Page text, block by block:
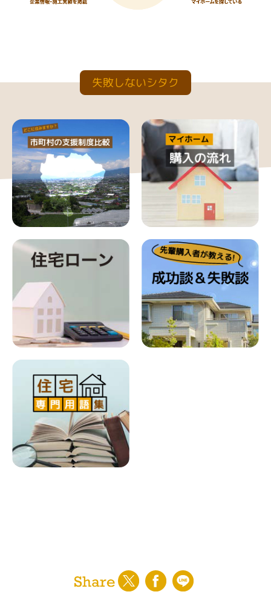
失敗しないシタク